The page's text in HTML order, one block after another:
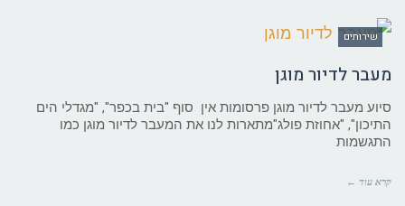
שירותים
מעבר לדיור מוגן
סיוע מעבר לדיור מוגן פרסומות אין סוף "בית בכפר", "מגדלי הים
התיכון", "אחוזת פולג"מתארות לנו את המעבר לדיור מוגן כמו
התגשמות
קרא עוד ←